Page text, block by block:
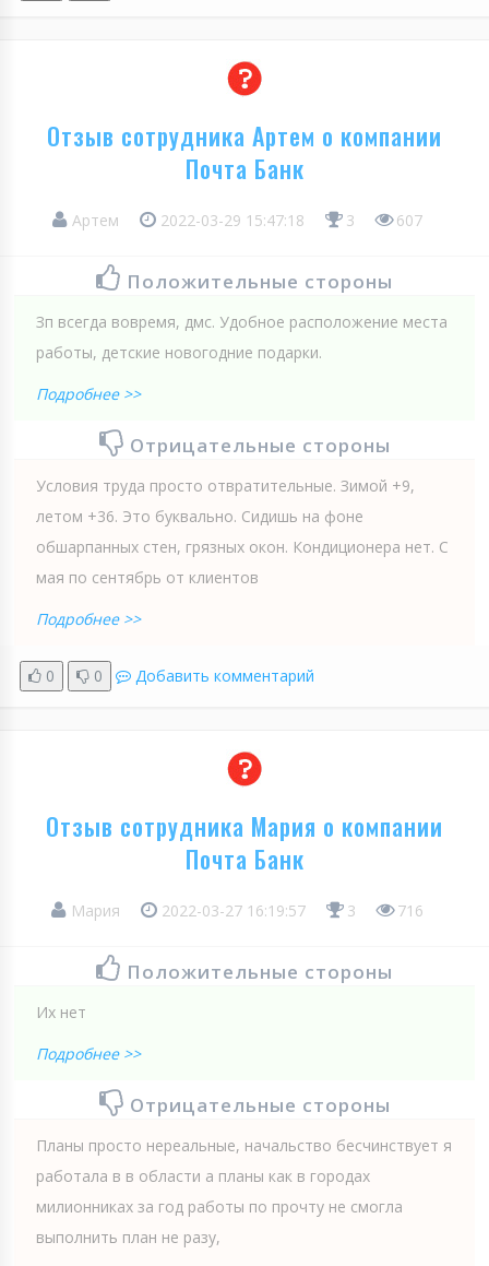
Отзыв сотрудника Артем о компании
Почта Банк
Артем 2022-03-29 15:47:18 3 607
Положительные стороны
Зп всегда вовремя, дмс. Удобное расположение места
работы, детские новогодние подарки.
Подробнее >>
Отрицательные стороны
Условия труда просто отвратительные. Зимой +9,
летом +36. Это буквально. Сидишь на фоне
обшарпанных стен, грязных окон. Кондиционера нет. С
мая по сентябрь от клиентов
Подробнее >>
0 0 Добавить комментарий
Отзыв сотрудника Мария о компании
Почта Банк
Мария 2022-03-27 16:19:57 3 716
Положительные стороны
Их нет
Подробнее >>
Отрицательные стороны
Планы просто нереальные, начальство бесчинствует я
работала в в области а планы как в городах
милионниках за год работы по прочту не смогла
выполнить план не разу,